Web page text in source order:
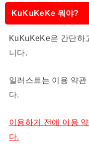
KuKuKeKe 뭐야?
KuKuKeKe은 간단하
니다.
일러스트는 이용 약
다.
이용하기 전에 이용
다.